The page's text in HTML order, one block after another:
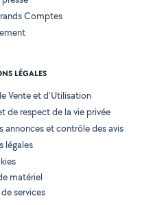
Comptes
LÉGALES
Vente et d'Utilisation
de respect de la vie privée
annonces et contrôle des avis
légales
matériel
services